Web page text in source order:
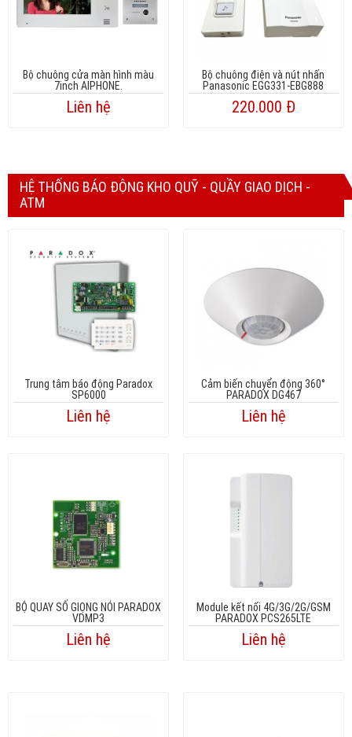
Bộ chuông cửa màn hình màu
7inch AIPHONE.
Liên hệ
Bộ chuông điện và nút nhấn
Panasonic EGG331-EBG888
220.000 Đ
HỆ THỐNG BÁO ĐỘNG KHO QUỸ - QUẦY GIAO DỊCH -
ATM
Trung tâm báo động Paradox
SP6000
Liên hệ
Cảm biến chuyển động 360°
PARADOX DG467
Liên hệ
BỘ QUAY SỐ GIỌNG NÓI PARADOX
VDMP3
Liên hệ
Module kết nối 4G/3G/2G/GSM
PARADOX PCS265LTE
Liên hệ